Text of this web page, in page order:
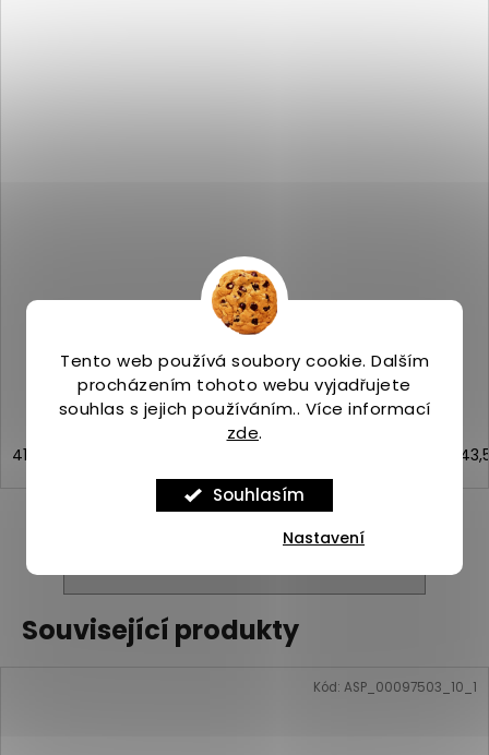
Tento web používá soubory cookie. Dalším
procházením tohoto webu vyjadřujete
souhlas s jejich používáním.. Více informací
zde.
Souhlasím
Nastavení
Merrell MOAB SPEED 2 basalt
Skladem(4 ks)
2 799 Kč
41
Související produkty
Kód: ASP_00097503_10_1